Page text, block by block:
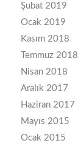
Şubat 2019
Ocak 2019
Kasım 2018
Temmuz 2018
Nisan 2018
Aralık 2017
Haziran 2017
Mayıs 2015
Ocak 2015